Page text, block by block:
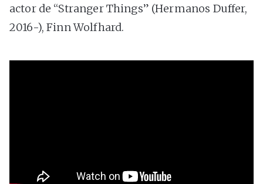
actor de “Stranger Things” (Hermanos Duffer,
2016-), Finn Wolfhard.